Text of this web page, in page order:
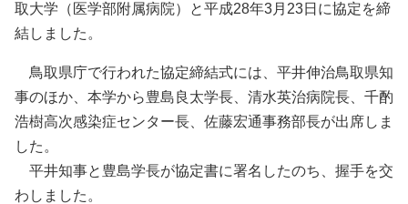
取大学（医学部附属病院）と平成28年3月23日に協定を締
結しました。
鳥取県庁で行われた協定締結式には、平井伸治鳥取県知
事のほか、本学から豊島良太学長、清水英治病院長、千酌
浩樹高次感染症センター長、佐藤宏通事務部長が出席しま
した。
平井知事と豊島学長が協定書に署名したのち、握手を交
わしました。